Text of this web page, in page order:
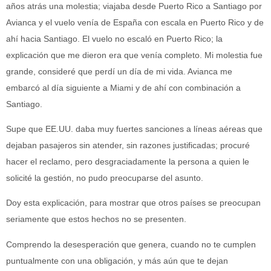
años atrás una molestia; viajaba desde Puerto Rico a Santiago por
Avianca y el vuelo venía de España con escala en Puerto Rico y de
ahí hacia Santiago. El vuelo no escaló en Puerto Rico; la
explicación que me dieron era que venía completo. Mi molestia fue
grande, consideré que perdí un día de mi vida. Avianca me
embarcó al día siguiente a Miami y de ahí con combinación a
Santiago.
Supe que EE.UU. daba muy fuertes sanciones a líneas aéreas que
dejaban pasajeros sin atender, sin razones justificadas; procuré
hacer el reclamo, pero desgraciadamente la persona a quien le
solicité la gestión, no pudo preocuparse del asunto.
Doy esta explicación, para mostrar que otros países se preocupan
seriamente que estos hechos no se presenten.
Comprendo la desesperación que genera, cuando no te cumplen
puntualmente con una obligación, y más aún que te dejan